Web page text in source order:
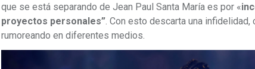
que se está separando de Jean Paul Santa María es por «
proyectos personales”. Con esto descarta una infidelidad,
rumoreando en diferentes medios.